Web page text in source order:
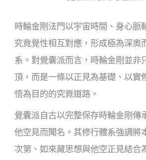
時輪金剛法門以宇宙時間、身心脈
究竟覺性相互對應，形成極為深奧
系。對覺囊派而言，時輪金剛並非
頂，而是一條以正見為基礎、以實
悟為目的的究竟道路。
覺囊派自古以完整保存時輪金剛傳
他空見而聞名。其修行體系強調將
次第、如來藏思想與他空正見結合